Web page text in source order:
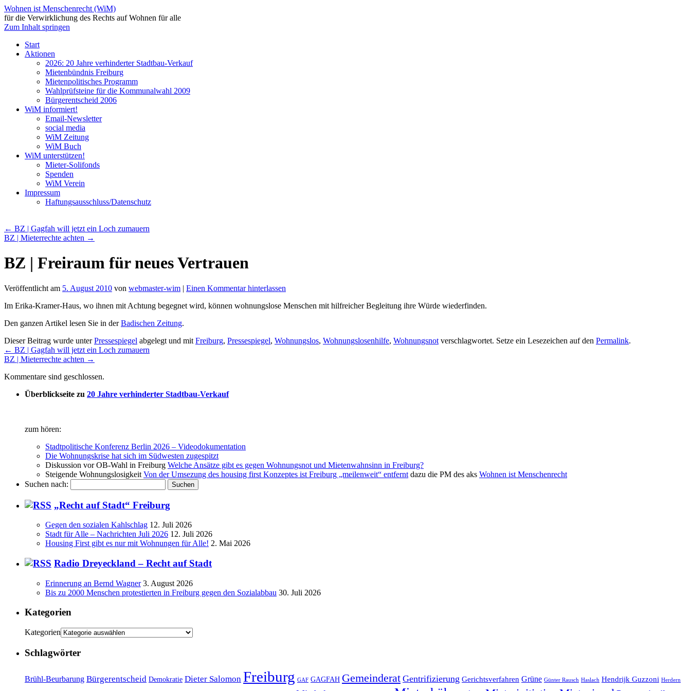
Wohnen ist Menschenrecht (WiM)
für die Verwirklichung des Rechts auf Wohnen für alle
Zum Inhalt springen
Start
Aktionen
2026: 20 Jahre verhinderter Stadtbau-Verkauf
Mietenbündnis Freiburg
Mietenpolitisches Programm
Wahlprüfsteine für die Kommunalwahl 2009
Bürgerentscheid 2006
WiM informiert!
Email-Newsletter
social media
WiM Zeitung
WiM Buch
WiM unterstützen!
Mieter-Solifonds
Spenden
WiM Verein
Impressum
Haftungsausschluss/Datenschutz
← BZ | Gagfah will jetzt ein Loch zumauern
BZ | Mieterrechte achten →
BZ | Freiraum für neues Vertrauen
Veröffentlicht am 5. August 2010 von webmaster-wim | Einen Kommentar hinterlassen
Im Erika-Kramer-Haus, wo ihnen mit Achtung begegnet wird, können wohnungslose Menschen mit hilfreicher Begleitung ihre Würde wiederfinden.
Den ganzen Artikel lesen Sie in derBadischen Zeitung.
Dieser Beitrag wurde unterPressespiegel abgelegt und mit Freiburg, Pressespiegel, Wohnungslos, Wohnungslosenhilfe, Wohnungsnot verschlagwortet. Setze ein Lesezeichen auf den Permalink.
← BZ | Gagfah will jetzt ein Loch zumauern
BZ | Mieterrechte achten →
Kommentare sind geschlossen.
Überblickseite zu 20 Jahre verhinderter Stadtbau-Verkauf
zum hören:
Stadtpolitische Konferenz Berlin 2026 – Videodokumentation
Die Wohnungskrise hat sich im Südwesten zugespitzt
Diskussion vor OB-Wahl in Freiburg Welche Ansätze gibt es gegen Wohnungsnot und Mietenwahnsinn in Freiburg?
Steigende Wohnungslosigkeit Von der Umsezung des housing first Konzeptes ist Freiburg „meilenweit“ entfernt dazu die PM des aks Wohnen ist Menschenrecht
Suchen nach:
„Recht auf Stadt“ Freiburg
Gegen den sozialen Kahlschlag 12. Juli 2026
Stadt für Alle – Nachrichten Juli 2026 12. Juli 2026
Housing First gibt es nur mit Wohnungen für Alle! 2. Mai 2026
Radio Dreyeckland – Recht auf Stadt
Erinnerung an Bernd Wagner 3. August 2026
Bis zu 2000 Menschen protestierten in Freiburg gegen den Sozialabbau 30. Juli 2026
Kategorien
Kategorien
Schlagwörter
Brühl-Beurbarung Bürgerentscheid Demokratie Dieter Salomon Freiburg GAF GAGFAH Gemeinderat Gentrifizierung Gerichtsverfahren Grüne Günter Rausch Haslach Hendrijk Guzzoni Herdern